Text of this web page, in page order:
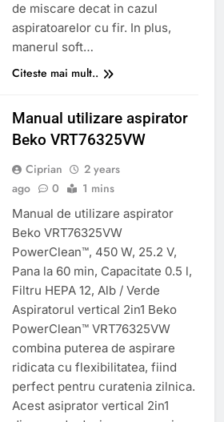
de miscare decat in cazul
aspiratoarelor cu fir. In plus,
manerul soft…
Citeste mai mult..
Manual utilizare aspirator
Beko VRT76325VW
Ciprian
2 years
ago
0 1 mins
Manual de utilizare aspirator
Beko VRT76325VW
PowerClean™, 450 W, 25.2 V,
Pana la 60 min, Capacitate 0.5 l,
Filtru HEPA 12, Alb / Verde
Aspiratorul vertical 2in1 Beko
PowerClean™ VRT76325VW
combina puterea de aspirare
ridicata cu flexibilitatea, fiind
perfect pentru curatenia zilnica.
Acest asiprator vertical 2in1